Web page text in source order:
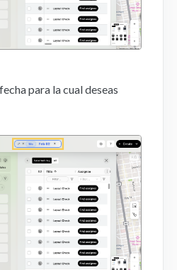
Contacto
para la cual deseas